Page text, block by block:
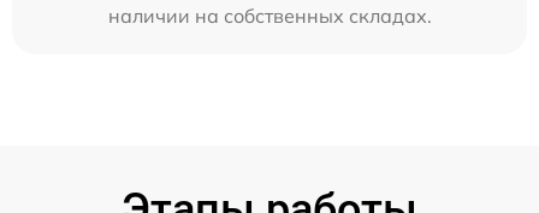
наличии на собственных складах.